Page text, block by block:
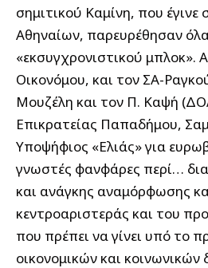
σημιτικού Καμίνη, που
Αθηναίων, παρευρέθησαν
«εκσυγχρονιστικού μπλοκ».
Οικονόμου, και τον ΣΑ-
Μουζέλη και τον Π. Καψή
Επικρατείας Παπαδήμου,
Υποψήφιος «Ελιάς» για
γνωστές φανφάρες περί…
και ανάγκης αναμόρφωσης
κεντροαριστεράς και του
που πρέπει να γίνει υπό το
οικονομικών και κοινωνικών